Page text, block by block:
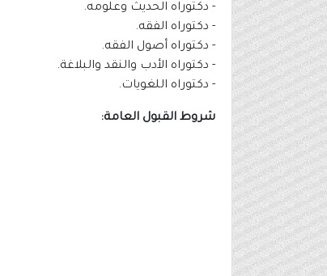
- دكتوراه الحديث وعلومه.
- دكتوراه الفقه.
- دكتوراه أصول الفقه.
- دكتوراه الأدب والنقد والبلاغة.
- دكتوراه اللغويات.
شروط القبول العامة: